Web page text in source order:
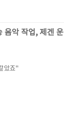
음악 작업, 제겐 운
았죠"